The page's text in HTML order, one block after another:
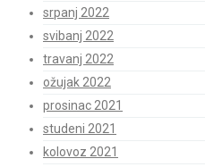
srpanj 2022
svibanj 2022
travanj 2022
ožujak 2022
prosinac 2021
studeni 2021
kolovoz 2021